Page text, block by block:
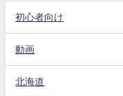
初心者向け
動画
北海道